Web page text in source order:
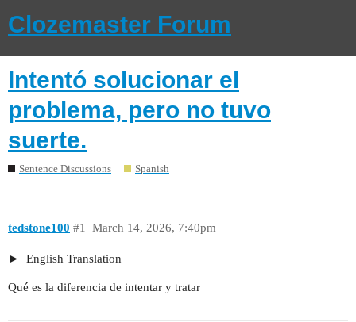
Clozemaster Forum
Intentó solucionar el
problema, pero no tuvo
suerte.
Sentence Discussions Spanish
tedstone100 March 14, 2026, 7:40pm
#1
English Translation
Qué es la diferencia de intentar y tratar